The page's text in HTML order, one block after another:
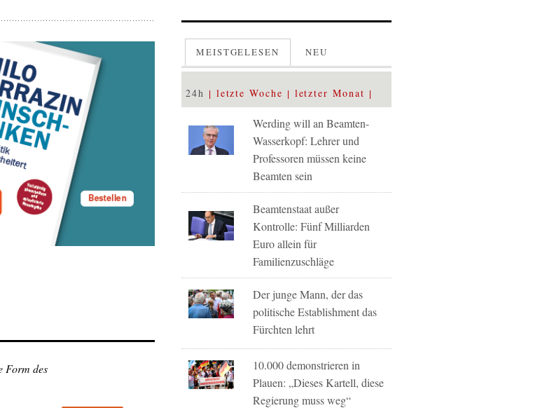
Form des
MEISTGELESEN NEU
24h letzte Woche letzter Monat
Werding will an Beamten-
Wasserkopf: Lehrer und
Professoren müssen keine
Beamten sein
Beamtenstaat außer
Kontrolle: Fünf Milliarden
Euro allein für
Familienzuschläge
Der junge Mann, der das
politische Establishment das
Fürchten lehrt
10.000 demonstrieren in
Plauen: „Dieses Kartell, diese
Regierung muss weg“